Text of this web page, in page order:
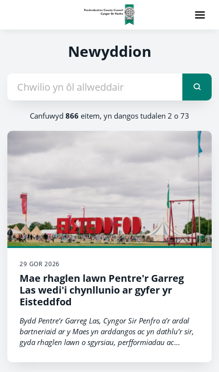
Newyddion
Canfuwyd 866 eitem, yn dangos tudalen 2 o 73
29 GOR 2026
Mae rhaglen lawn Pentre'r Garreg
Las wedi'i chynllunio ar gyfer yr
Eisteddfod
Bydd Pentre’r Garreg Las, Cyngor Sir Penfro a’r ardal
bartneriaid ar y Maes yn arddangos ac yn dathlu’r sir,
gyda rhaglen lawn o sgyrsiau, perfformiadau ac